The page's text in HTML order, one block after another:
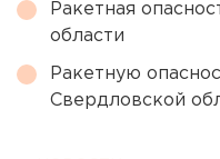
Ракетная
области
Ракетную
Свердловской